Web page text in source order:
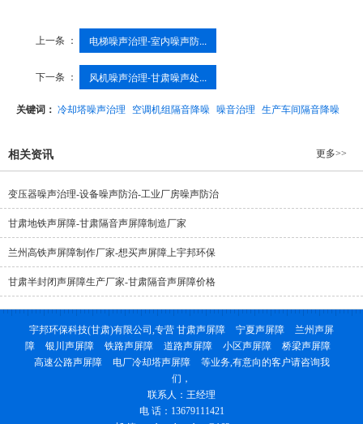
上一条 ： 电梯噪声治理-室内噪声防...
下一条 ： 风机噪声治理-甘肃噪声处...
关键词： 冷却塔噪声治理 空调机组隔音降噪 噪音治理 生产车间隔音降噪
相关资讯 更多>>
变压器噪声治理-设备噪声防治-工业厂房噪声防治
甘肃地铁声屏障-甘肃隔音声屏障制造厂家
兰州高铁声屏障制作厂家-想买声屏障上宇邦环保
甘肃半封闭声屏障生产厂家-甘肃隔音声屏障价格
宇邦环保科技(甘肃)有限公司,专营 甘肃声屏障 宁夏声屏障
兰州声屏
障
银川声屏障 铁路声屏障 道路声屏障 小区声屏障
桥梁声屏障
高速公路声屏障
电厂冷却塔声屏障
等业务,有意向的客户请咨询我
们，
联系人：王经理
电 话：13679111421